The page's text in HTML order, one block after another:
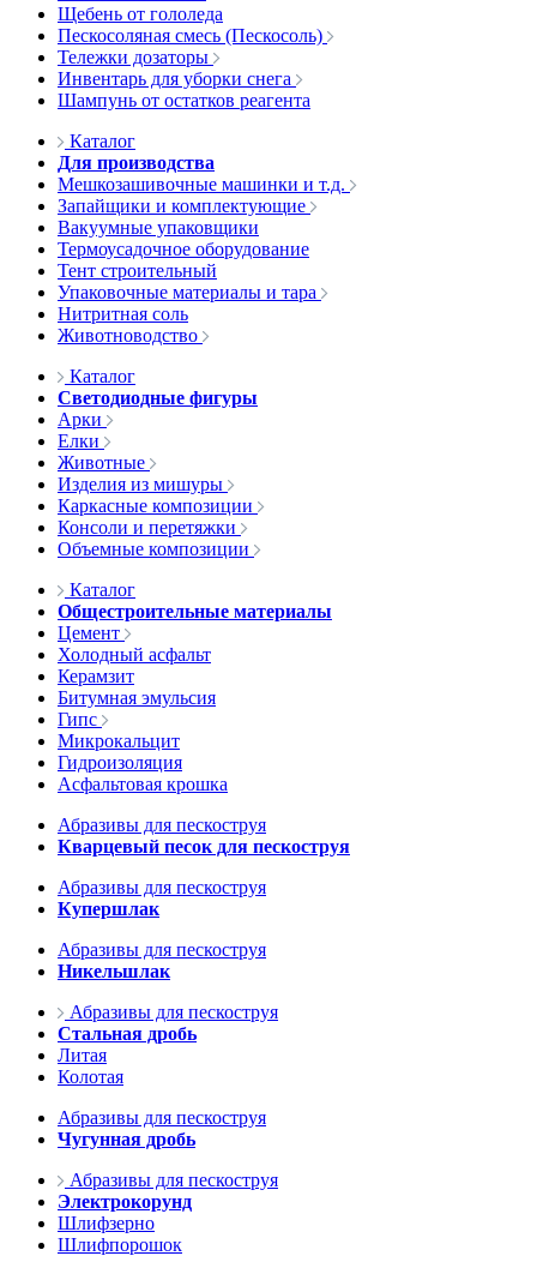
Щебень от гололеда
Пескосоляная смесь (Пескосоль)
Тележки дозаторы
Инвентарь для уборки снега
Шампунь от остатков реагента
Каталог
Для производства
Мешкозашивочные машинки и т.д.
Запайщики и комплектующие
Вакуумные упаковщики
Термоусадочное оборудование
Тент строительный
Упаковочные материалы и тара
Нитритная соль
Животноводство
Каталог
Светодиодные фигуры
Арки
Елки
Животные
Изделия из мишуры
Каркасные композиции
Консоли и перетяжки
Объемные композиции
Каталог
Общестроительные материалы
Цемент
Холодный асфальт
Керамзит
Битумная эмульсия
Гипс
Микрокальцит
Гидроизоляция
Асфальтовая крошка
Абразивы для пескоструя
Кварцевый песок для пескоструя
Абразивы для пескоструя
Купершлак
Абразивы для пескоструя
Никельшлак
Абразивы для пескоструя
Стальная дробь
Литая
Колотая
Абразивы для пескоструя
Чугунная дробь
Абразивы для пескоструя
Электрокорунд
Шлифзерно
Шлифпорошок